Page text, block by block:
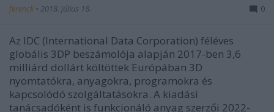
ferenck • 2018. július 18. 0
Az IDC (International Data Corporation) féléves
globális 3DP beszámolója alapján 2017-ben 3,6
milliárd dollárt költöttek Európában 3D
nyomtatókra, anyagokra, programokra és
kapcsolódó szolgáltatásokra. A kiadási
tanácsadóként is funkcionáló anyag szerzői 2022-